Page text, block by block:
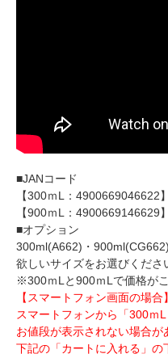
■JANコード
【300ｍL：4900669046622】
【900ｍL：4900669146629】
■オプション
300ml(A662)・900ml(CG662)
欲しいサイズをお選びくださ
※300ｍLと900ｍLで価格がこ
【スマートフォン画面の場合】
スマートフォンから「300ｍ
お値段が表示されない場合が
下記の「カートに入れる」